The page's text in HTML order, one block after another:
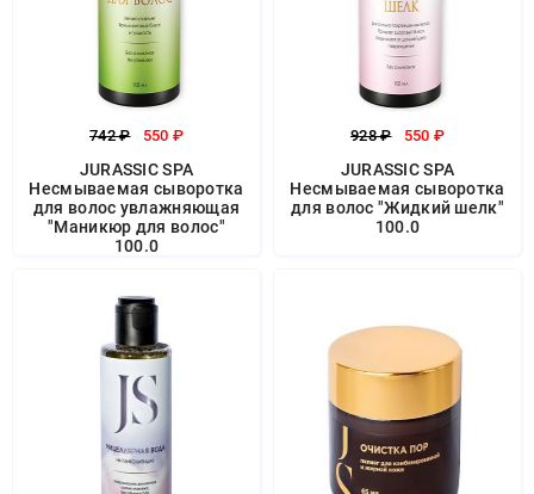
742 ₽ 550 ₽
JURASSIC SPA
Несмываемая сыворотка
для волос увлажняющая
"Маникюр для волос"
100.0
928 ₽ 550 ₽
JURASSIC SPA
Несмываемая сыворотка
для волос "Жидкий шелк"
100.0